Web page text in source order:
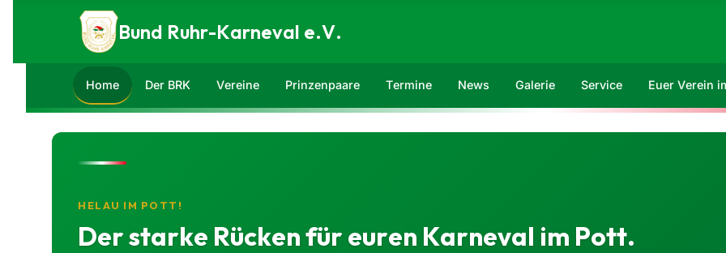
Zum Inhalt springen
Bund Ruhr-Karneval e.V.
Home Der BRK Vereine Prinzenpaare Termine News Galerie Service Euer Verein
HELAU IM POTT!
Der starke Rücken für euren Karneval im Pott.